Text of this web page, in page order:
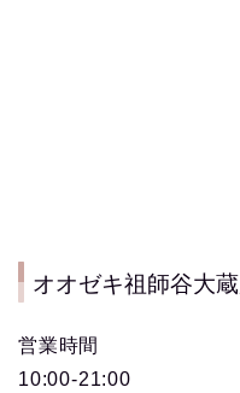
オオゼキ祖師谷大蔵
営業時間
10:00-21:00